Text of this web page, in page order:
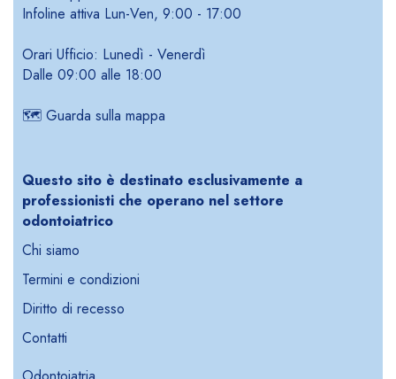
Infoline attiva Lun-Ven, 9:00 - 17:00
Orari Ufficio: Lunedì - Venerdì
Dalle 09:00 alle 18:00
🗺️ Guarda sulla mappa
Questo sito è destinato esclusivamente a
professionisti che operano nel settore
odontoiatrico
Chi siamo
Termini e condizioni
Diritto di recesso
Contatti